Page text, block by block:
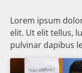
Lorem ipsum
elit. Ut elit tellus,
pulvinar dapibus